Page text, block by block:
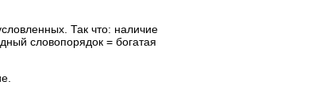
Так что: наличие
словопорядок = богатая